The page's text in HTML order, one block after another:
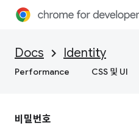
Docs Identity
Performance CSS 및 UI
비밀번호